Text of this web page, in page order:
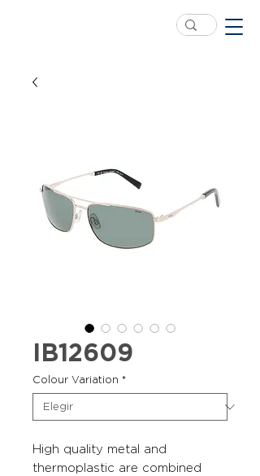
IB12609
Colour Variation *
High quality metal and
thermoplastic are combined